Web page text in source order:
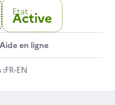
Etat :
Active
Aide en ligne
:FR-EN